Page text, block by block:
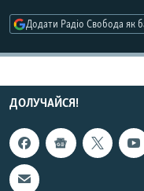
УКР
КТАТ
ДОЛУЧАЙСЯ!
Додати Радіо Свобода як
ДОЛУЧАЙСЯ!